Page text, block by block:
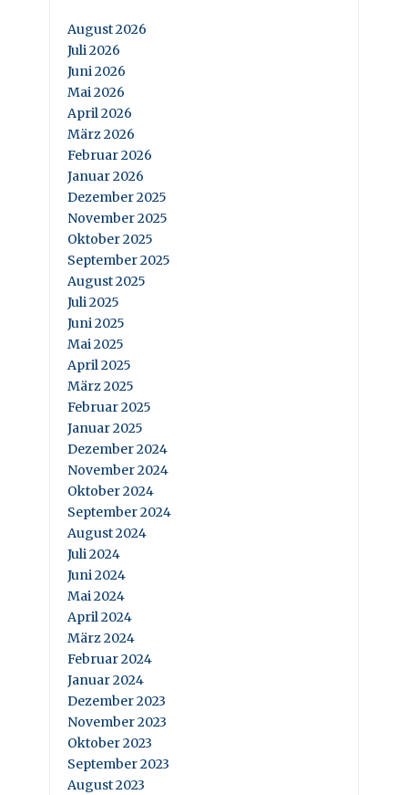
August 2026
Juli 2026
Juni 2026
Mai 2026
April 2026
März 2026
Februar 2026
Januar 2026
Dezember 2025
November 2025
Oktober 2025
September 2025
August 2025
Juli 2025
Juni 2025
Mai 2025
April 2025
März 2025
Februar 2025
Januar 2025
Dezember 2024
November 2024
Oktober 2024
September 2024
August 2024
Juli 2024
Juni 2024
Mai 2024
April 2024
März 2024
Februar 2024
Januar 2024
Dezember 2023
November 2023
Oktober 2023
September 2023
August 2023